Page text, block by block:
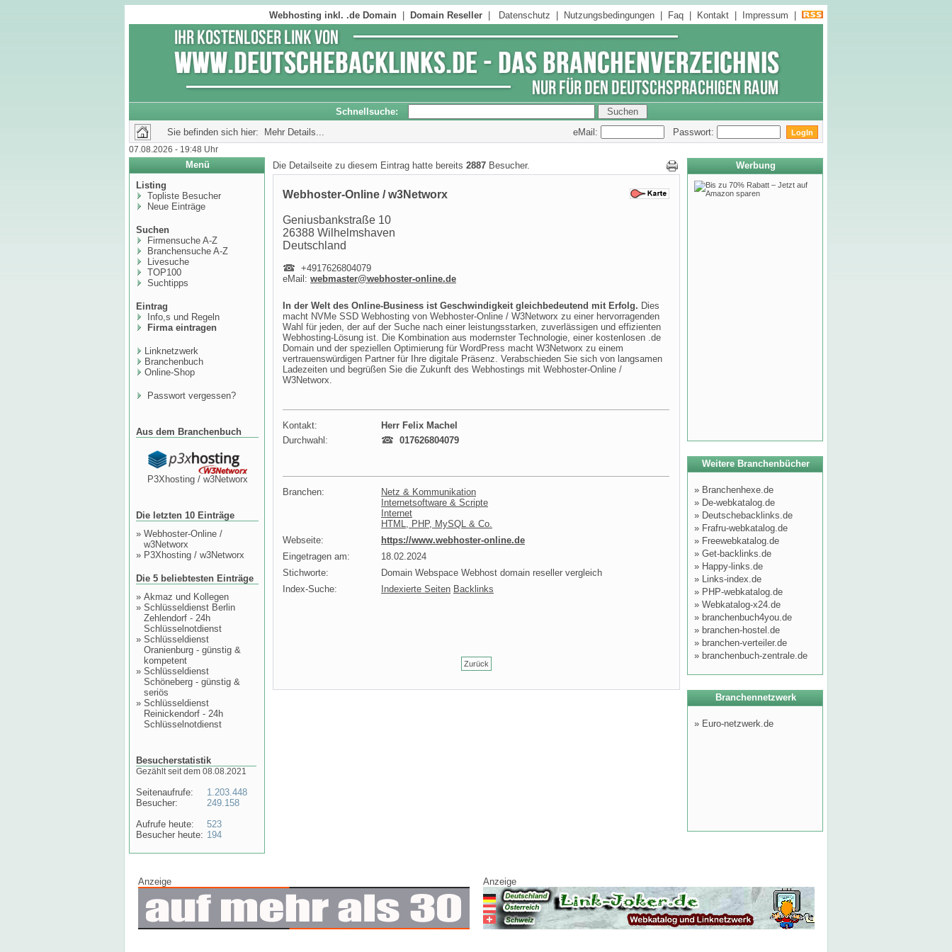
Webhosting inkl. .de Domain Domain Reseller Datenschutz Nutzungsbedingungen Faq Kontakt Impressum
Schnellsuche:
Sie befinden sich hier: Mehr Details...
eMail: Passwort:
07.08.2026 - 19:48 Uhr
Menü
Listing
Topliste Besucher
Neue Einträge
Suchen
Firmensuche A-Z
Branchensuche A-Z
Livesuche
TOP100
Suchtipps
Eintrag
Info,s und Regeln
Firma eintragen
Linknetzwerk
Branchenbuch
Online-Shop
Passwort vergessen?
Aus dem Branchenbuch
P3Xhosting / w3Networx
Die letzten 10 Einträge
» Webhoster-Online /
w3Networx
» P3Xhosting / w3Networx
Die 5 beliebtesten Einträge
» Akmaz und Kollegen
» Schlüsseldienst Berlin
Zehlendorf - 24h
Schlüsselnotdienst
» Schlüsseldienst
Oranienburg - günstig &
kompetent
» Schlüsseldienst
Schöneberg - günstig &
seriös
» Schlüsseldienst
Reinickendorf - 24h
Schlüsselnotdienst
Besucherstatistik
Gezählt seit dem 08.08.2021
Seitenaufrufe:
Besucher:
Aufrufe heute:
Besucher heute:
1.203.448
249.158
523
194
Die Detailseite zu diesem Eintrag hatte bereits 2887 Besucher.
Webhoster-Online / w3Networx
Geniusbankstraße 10
26388 Wilhelmshaven
Deutschland
+4917626804079
eMail: webmaster@webhoster-online.de
In der Welt des Online-Business ist Geschwindigkeit gleichbedeutend mit Erfolg. Dies
macht NVMe SSD Webhosting von Webhoster-Online / W3Networx zu einer hervorragenden
Wahl für jeden, der auf der Suche nach einer leistungsstarken, zuverlässigen und effizienten
Webhosting-Lösung ist. Die Kombination aus modernster Technologie, einer kostenlosen .de
Domain und der speziellen Optimierung für WordPress macht W3Networx zu einem
vertrauenswürdigen Partner für Ihre digitale Präsenz. Verabschieden Sie sich von langsamen
Ladezeiten und begrüßen Sie die Zukunft des Webhostings mit Webhoster-Online /
W3Networx.
Kontakt:
Herr Felix Machel
Durchwahl:
017626804079
Branchen:
Netz & Kommunikation
Internetsoftware & Scripte
Internet
HTML, PHP, MySQL & Co.
Webseite:
https://www.webhoster-online.de
Eingetragen am:
18.02.2024
Stichworte:
Domain Webspace Webhost domain reseller vergleich
Index-Suche:
Indexierte Seiten Backlinks
Zurück
Werbung
Weitere Branchenbücher
» Branchenhexe.de
» De-webkatalog.de
» Deutschebacklinks.de
» Frafru-webkatalog.de
» Freewebkatalog.de
» Get-backlinks.de
» Happy-links.de
» Links-index.de
» PHP-webkatalog.de
» Webkatalog-x24.de
» branchenbuch4you.de
» branchen-hostel.de
» branchen-verteiler.de
» branchenbuch-zentrale.de
Branchennetzwerk
» Euro-netzwerk.de
Anzeige Anzeige